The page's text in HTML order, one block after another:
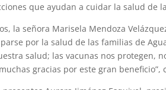
que ayudan a cuidar la salud de
la señora Marisela Mendoza
por la salud de las familias de
salud; las vacunas nos protegen,
gracias por este gran beneficio”,